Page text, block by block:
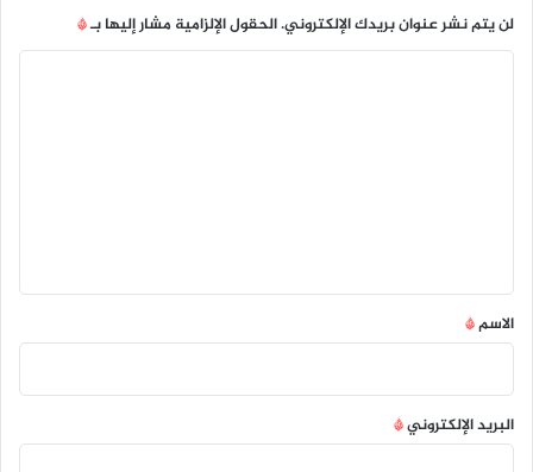
لن يتم نشر عنوان بريدك الإلكتروني.الحقول الإلزامية مشار إليها بـ*
*
الاسم*
البريد الإلكتروني*